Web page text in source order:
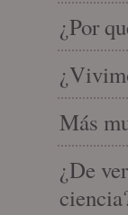
¿Por
Más
¿De